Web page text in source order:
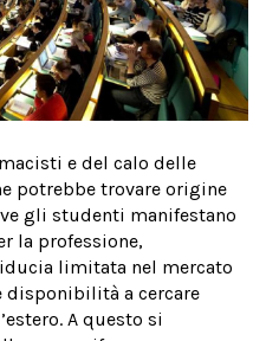
e del calo delle
potrebbe trovare origine
gli studenti manifestano
la professione,
limitata nel mercato
disponibilità a cercare
A questo si